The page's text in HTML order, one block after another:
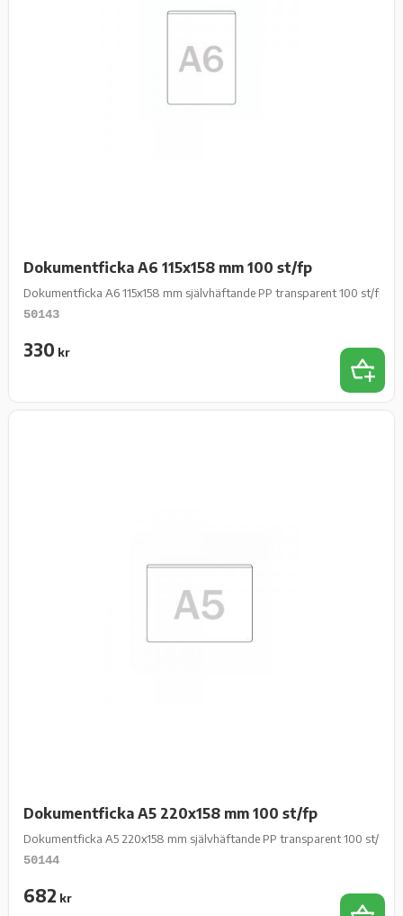
Dokumentficka A6 115x158 mm 100 st/fp
Dokumentficka A6 115x158 mm självhäftande PP transparent 100 st/fp
50143
330 kr
Add
Dokumentficka A5 220x158 mm 100 st/fp
Dokumentficka A5 220x158 mm självhäftande PP transparent 100 st/fp
50144
682 kr